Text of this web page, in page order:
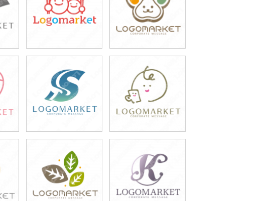
49,800円
(税込54,780円)
49,800円
(税込54,780円)
49,800円
(税込54,780円)
49,800円
(税込54,780円)